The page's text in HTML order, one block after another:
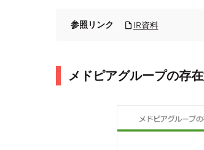
参照リンク IR資料
メドピアグループの存